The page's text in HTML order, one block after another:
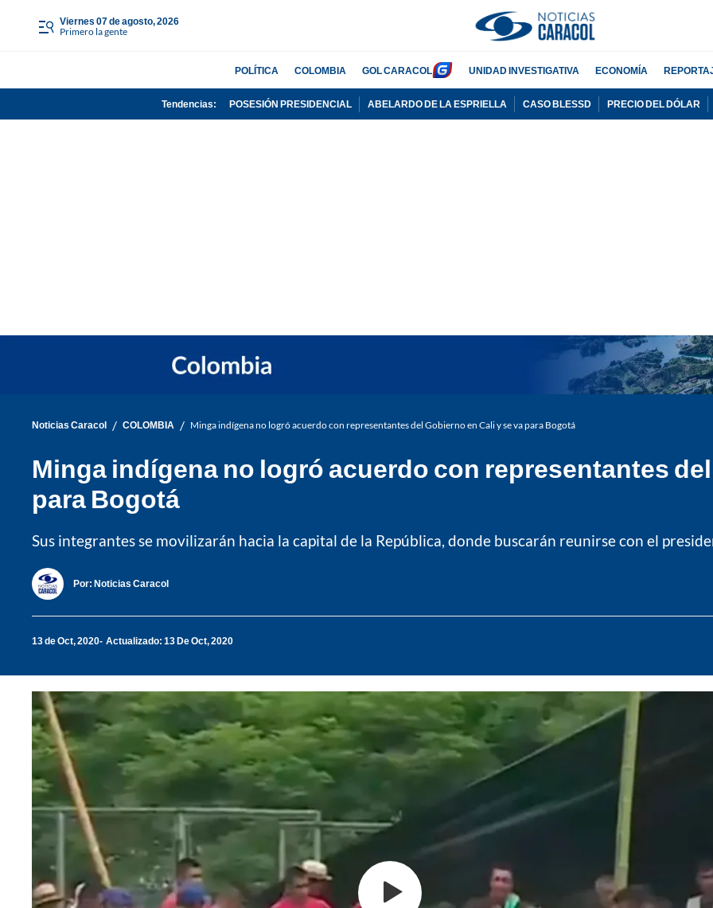
viernes 07 de agosto, 2026
Primero la gente
POLÍTICA COLOMBIA GOL CARACOL UNIDAD INVESTIGATIVA ECONOMÍA
Tendencias: POSESIÓN PRESIDENCIAL ABELARDO DE LA ESPRIELLA CASO BLESSD PRECIO DEL DÓLAR
Noticias Caracol / COLOMBIA / Minga indígena no logró acuerdo con representantes del Gobierno en Cali y se va para Bogotá
Minga indígena no logró acuerdo con representantes
para Bogotá
Sus integrantes se movilizarán hacia la capital de la República, donde buscarán reunirse con el
Por: Noticias Caracol
13 de Oct, 2020 Actualizado: 13 De Oct, 2020